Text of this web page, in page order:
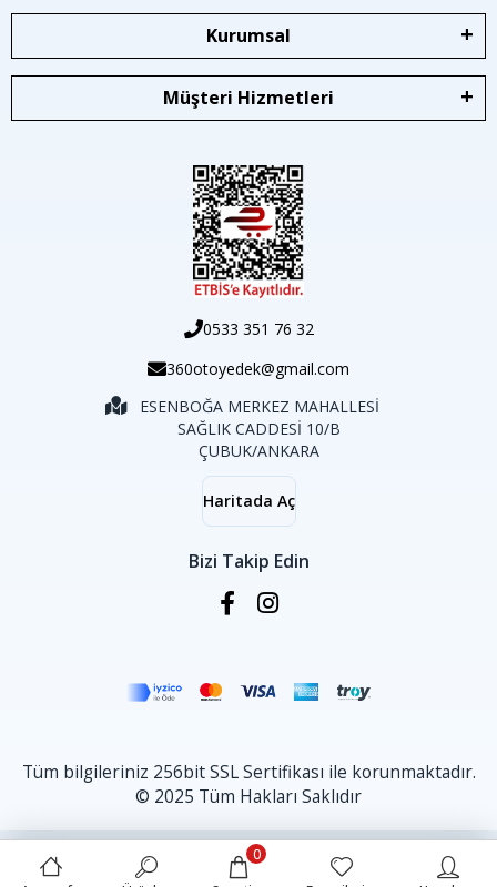
Kurumsal
Müşteri Hizmetleri
0533 351 76 32
360otoyedek@gmail.com
ESENBOĞA MERKEZ MAHALLESİ
SAĞLIK CADDESİ 10/B
ÇUBUK/ANKARA
Haritada Aç
Bizi Takip Edin
Tüm bilgileriniz 256bit SSL Sertifikası ile korunmaktadır.
© 2025 Tüm Hakları Saklıdır
0